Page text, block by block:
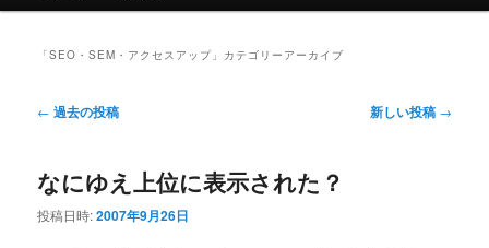
「SEO・SEM・アクセスアップ 」カテゴリーアーカイブ
投
ビ
ゲ
ー
← 過去の投稿 新しい投稿 →
なにゆえ上位に表示された？
投稿日時:2007年9月26日